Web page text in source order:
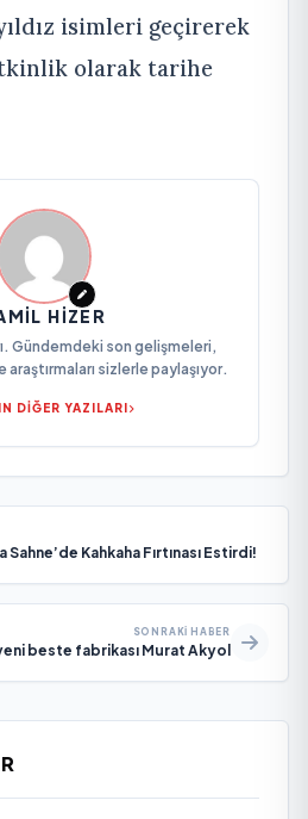
isimleri geçirerek
olarak tarihe
HIZER
Gündemdeki son gelişmeleri,
araştırmaları sizlerle paylaşıyor.
DİĞER YAZILARI
Kahkaha Fırtınası Estirdi!
SONRAKI HABER
beste fabrikası Murat Akyol